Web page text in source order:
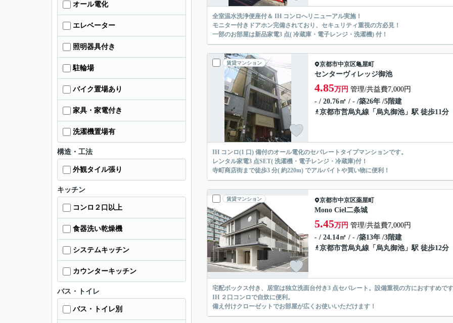
全室温水洗浄便座付＆ IH コンロへリニューアル実施！
モニター付きドアホン完備されており、セキュリティ重視の方必見！
一部のお部屋は新品家電3 点( 冷蔵庫・電子レンジ・洗濯機) 付！
賃貸マンション 京都市中京区亀屋町
センターヴィレッジ御池
4.85万円 管理/共益費7,000円
- / 20.76㎡ / - /築26年 /5階建
京都市営烏丸線 「 烏丸御池」駅 徒歩11分
IH コンロ(1 口) 備付のオール電化のセパレートタイプマンションです。
レンタル家電3 点SET( 洗濯機・電子レンジ・冷蔵庫)付！
寺町商店街まで徒歩3 分( 約220m) でアルバイトや買い物に便利！
賃貸マンション 京都市中京区薬屋町
Mono Ciel二条城
5.45万円 管理/共益費7,000円
- / 24.14㎡ / - /築13年 /3階建
京都市営烏丸線 「 烏丸御池」駅 徒歩12分
宅配ボックス付き、居室は独立洗面台付き3 点セパレート。設備重視の方におすすめで
IH ２口コンロで自炊に便利。
備え付けクローゼットでお部屋が広くお使いいただけます！
オール電化
エレベーター
照明器具付き
駐輪場
バイク置場あり
家具・家電付き
洗濯機置場有
構造・工法
外観タイル張り
キッチン
コンロ２口以上
食器洗い乾燥機
システムキッチン
カウンターキッチン
バス・トイレ
バス・トイレ別